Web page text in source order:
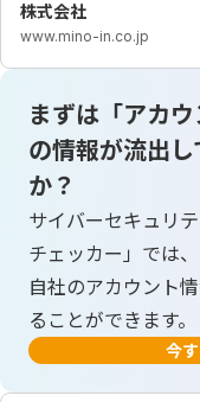
株式会社
www.mino-in.co.jp
まずは「アカ
の情報が流出
か？
サイバーセキュリ
チェッカー」では
自社のアカウント
ることができます。
今